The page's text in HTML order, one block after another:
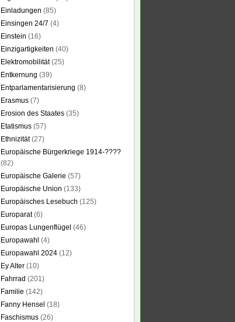
Einladungen (85)
Einsingen 24/7 (4)
Einstein (16)
Einzigartigkeiten (40)
Elektromobilität(25)
Entkernung (39)
Entparlamentarisierung (8)
Erasmus (7)
Erosion des Staates (35)
Etatismus (57)
Ethnizität(27)
Europäische Bürgerkriege 1914-????
(82)
Europäische Galerie (57)
Europäische Union (133)
Europäisches Lesebuch (125)
Europarat(6)
Europas Lungenflügel (46)
Europawahl (4)
Europawahl 2024 (12)
Ey Alter (10)
Fahrrad (201)
Familie (142)
Fanny Hensel (18)
Faschismus (26)